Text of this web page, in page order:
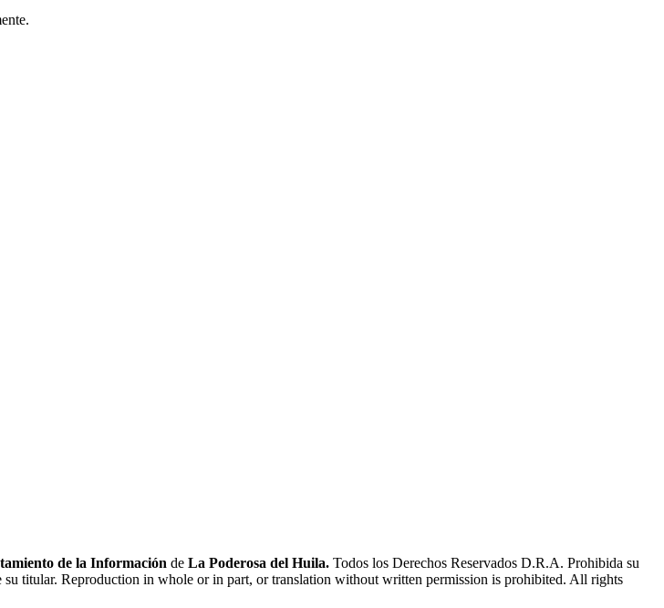
de la Información de La Poderosa del Huila. Todos los Derechos Reservados D.R.A. Prohibida su
titular. Reproduction in whole or in part, or translation without written permission is prohibited. All rights